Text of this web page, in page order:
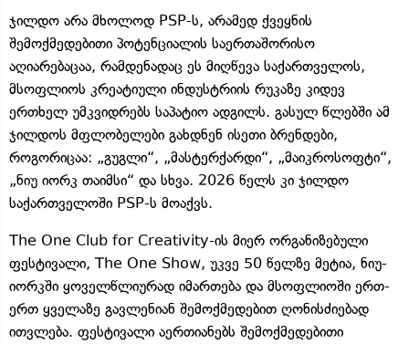
ჯილდო არა მხოლოდ PSP-ს, არამედ ქვეყნის
შემოქმედებითი პოტენციალის საერთაშორისო
აღიარებაცაა, რამდენადაც ეს მიღწევა საქართველოს,
მსოფლიოს კრეატიული ინდუსტრიის რუკაზე კიდევ
ერთხელ უმკვიდრებს საპატიო ადგილს. გასულ წლებში ამ
ჯილდოს მფლობელები გახდნენ ისეთი ბრენდები,
როგორიცაა: „გუგლი“, „მასტერქარდი“, „მაიკროსოფტი“,
„ნიუ იორკ თაიმსი“ და სხვა. 2026 წელს კი ჯილდო
საქართველოში PSP-ს მოაქვს.
The One Club for Creativity-ის მიერ ორგანიზებული
ფესტივალი, The One Show, უკვე 50 წელზე მეტია, ნიუ-
იორკში ყოველწლიურად იმართება და მსოფლიოში ერთ-
ერთ ყველაზე გავლენიან შემოქმედებით ღონისძიებად
ითვლება. ფესტივალი აერთიანებს შემოქმედებითი